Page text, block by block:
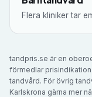
Flera kliniker tar
tandpris.se är en
förmedlar
tandvård. För övrig
Karlskrona gärna mer